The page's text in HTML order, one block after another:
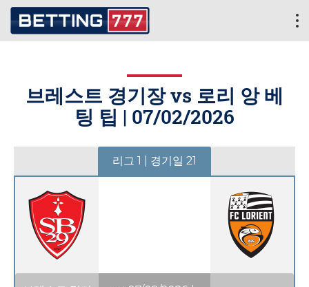
브레스트 경기장 vs 로리 앙 베
팅 팁 | 07/02/2026
리그 1 | 경기일 21